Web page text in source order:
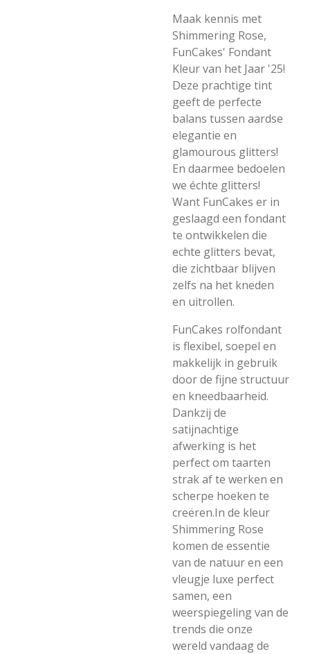
Maak kennis met
Shimmering Rose,
FunCakes' Fondant
Kleur van het Jaar '25!
Deze prachtige tint
geeft de perfecte
balans tussen aardse
elegantie en
glamourous glitters!
En daarmee bedoelen
we échte glitters!
Want FunCakes er in
geslaagd een fondant
te ontwikkelen die
echte glitters bevat,
die zichtbaar blijven
zelfs na het kneden
en uitrollen.
FunCakes rolfondant
is flexibel, soepel en
makkelijk in gebruik
door de fijne structuur
en kneedbaarheid.
Dankzij de
satijnachtige
afwerking is het
perfect om taarten
strak af te werken en
scherpe hoeken te
creëren.In de kleur
Shimmering Rose
komen de essentie
van de natuur en een
vleugje luxe perfect
samen, een
weerspiegeling van de
trends die onze
wereld vandaag de